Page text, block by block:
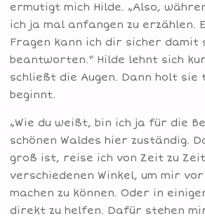
ermutigt mich Hilde. „Also,
ich ja mal anfangen zu erzählen.
Fragen kann ich dir sicher damit
beantworten.“ Hilde lehnt sich
schließt die Augen. Dann holt sie
beginnt.
„Wie du weißt, bin ich ja für die
schönen Waldes hier zuständig.
groß ist, reise ich von Zeit zu
verschiedenen Winkel, um mir
machen zu können. Oder in
direkt zu helfen. Dafür stehen